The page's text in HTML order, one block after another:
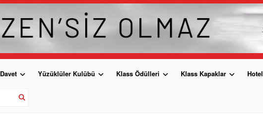
Davet Yüzüklüler Kulübü Klass Ödülleri Klass Kapaklar Hotel